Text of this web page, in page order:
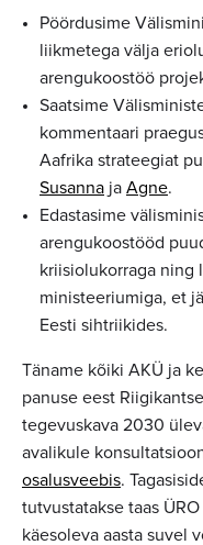
Pöördusime
liikmetega välja
arengukoostöö
Saatsime
kommentaari
Aafrika strateegiat
Susanna ja Agne.
Edastasime
arengukoostööd
kriisiolukorraga ning
ministeeriumiga, et
Eesti sihtriikides.
Täname kõiki AKÜ ja
panuse eest
tegevuskava 2030
avalikule
osalusveebis.
tutvustatakse taas
käesoleva aasta suvel